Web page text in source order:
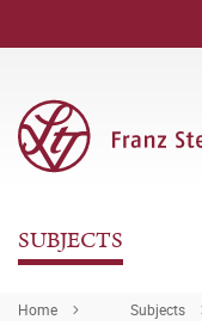
SUBJECTS
Home Subjects